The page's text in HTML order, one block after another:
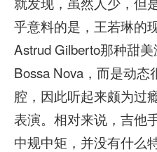
乎意料的是，王若琳的
Astrud Gilberto那种甜
Bossa Nova，而是动
腔，因此听起来颇为过
表演。相对来说，吉他
中规中矩，并没有什么